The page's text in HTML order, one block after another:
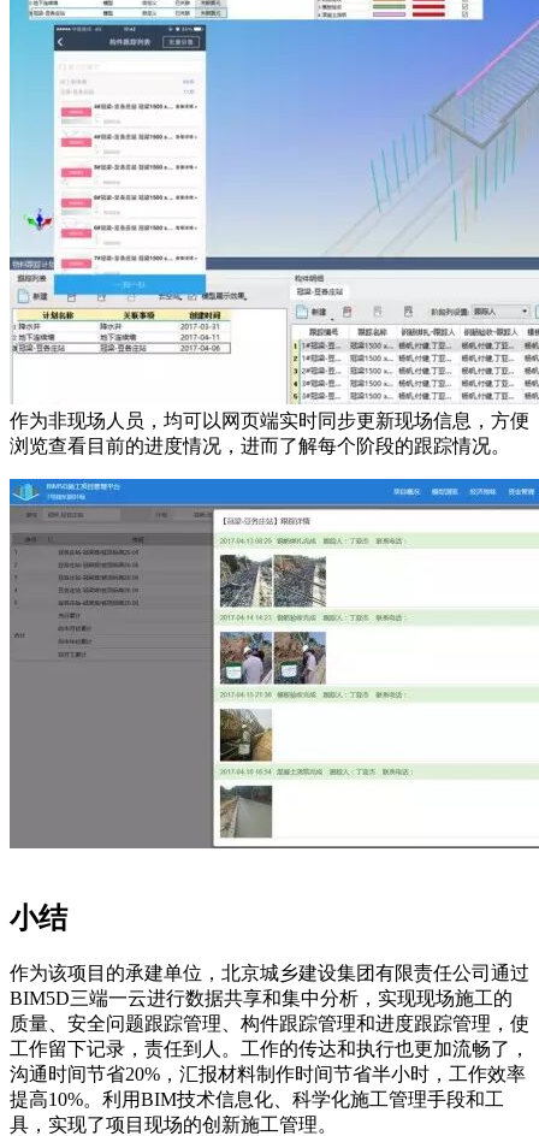
作为非现场人员，均可以网页端实时同步更新现场信息，方便
浏览查看目前的进度情况，进而了解每个阶段的跟踪情况。
小结
作为该项目的承建单位，北京城乡建设集团有限责任公司通过
BIM5D三端一云进行数据共享和集中分析，实现现场施工的
质量、安全问题跟踪管理、构件跟踪管理和进度跟踪管理，使
工作留下记录，责任到人。工作的传达和执行也更加流畅了，
沟通时间节省20%，汇报材料制作时间节省半小时，工作效率
提高10%。利用BIM技术信息化、科学化施工管理手段和工
具，实现了项目现场的创新施工管理。